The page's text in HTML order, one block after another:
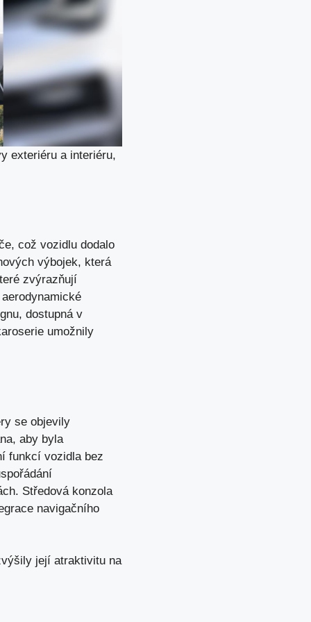
exteriéru a interiéru,
což vozidlu dodalo
výbojek, která
zvýrazňují
dostupná v
umožnily
se objevily
aby byla
funkcí vozidla bez
Středová konzola
navigačního
její atraktivitu na